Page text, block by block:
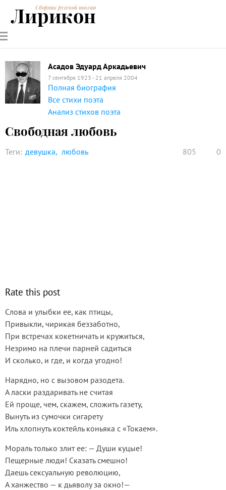
РУССКИЕ
ПОЭТЫ
СОВРЕМЕННИКИЭНЦИКЛОПЕДИЯ
ПОЭЗИИ
Сборник русской поэзии
Лирикон
Асадов Эдуард Аркадьевич
7 сентября 1923 - 21 апреля 2004
Полная биография
Все стихи поэта
Анализ стихов поэта
Свободная любовь
Теги: девушка любовь 805 0
Rate this post
Слова и улыбки ее, как птицы,
Привыкли, чирикая беззаботно,
При встречах кокетничать и кружиться,
Незримо на плечи парней садиться
И сколько, и где, и когда угодно!
Нарядно, но с вызовом разодета.
А ласки раздаривать не считая
Ей проще, чем, скажем, сложить газету,
Вынуть из сумочки сигарету
Иль хлопнуть коктейль коньяка с «Токаем».
Мораль только злит ее: — Души куцые!
Пещерные люди! Сказать смешно!
Даешь сексуальную революцию,
А ханжество — к дьяволу за окно!—